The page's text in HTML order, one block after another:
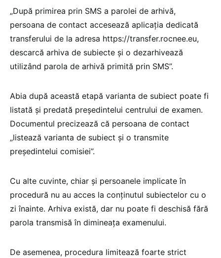
„După primirea prin SMS a parolei de arhivă,
persoana de contact accesează aplicația dedicată
transferului de la adresa https://transfer.rocnee.eu,
descarcă arhiva de subiecte și o dezarhivează
utilizând parola de arhivă primită prin SMS”.
Abia după această etapă varianta de subiect poate fi
listată și predată președintelui centrului de examen.
Documentul precizează că persoana de contact
„listează varianta de subiect și o transmite
președintelui comisiei”.
Cu alte cuvinte, chiar și persoanele implicate în
procedură nu au acces la conținutul subiectelor cu o
zi înainte. Arhiva există, dar nu poate fi deschisă fără
parola transmisă în dimineața examenului.
De asemenea, procedura limitează foarte strict